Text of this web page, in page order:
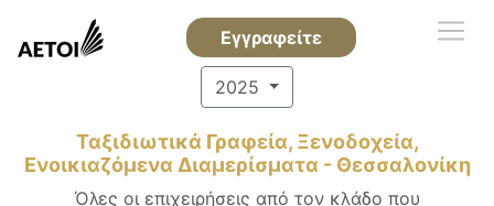
Εγγραφείτε
2025
Ταξιδιωτικά Γραφεία, Ξενοδοχεία,
Ενοικιαζόμενα Διαμερίσματα - Θεσσαλονίκη
Όλες οι επιχειρήσεις από τον κλάδο που